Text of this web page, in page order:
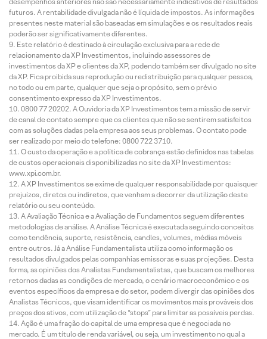
futuros. A rentabilidade divulgada não é líquida de impostos. As informações
presentes neste material são baseadas em simulações e os resultados reais
poderão ser significativamente diferentes.
Este relatório é destinado à circulação exclusiva para a rede de
relacionamento da XP Investimentos, incluindo assessores de
investimentos da XP e clientes da XP, podendo também ser divulgado no site
da XP. Fica proibida sua reprodução ou redistribuição para qualquer pessoa,
no todo ou em parte, qualquer que seja o propósito, sem o prévio
consentimento expresso da XP Investimentos.
0800 77 20202. A Ouvidoria da XP Investimentos tem a missão de servir
de canal de contato sempre que os clientes que não se sentirem satisfeitos
com as soluções dadas pela empresa aos seus problemas. O contato pode
ser realizado por meio do telefone: 0800 722 3710.
O custo da operação e a política de cobrança estão definidos nas tabelas
de custos operacionais disponibilizadas no site da XP Investimentos:
www.xpi.com.br.
A XP Investimentos se exime de qualquer responsabilidade por quaisquer
prejuízos, diretos ou indiretos, que venham a decorrer da utilização deste
relatório ou seu conteúdo.
A Avaliação Técnica e a Avaliação de Fundamentos seguem diferentes
metodologias de análise. A Análise Técnica é executada seguindo conceitos
como tendência, suporte, resistência, candles, volumes, médias móveis
entre outros. Já a Análise Fundamentalista utiliza como informação os
resultados divulgados pelas companhias emissoras e suas projeções. Desta
forma, as opiniões dos Analistas Fundamentalistas, que buscam os melhores
retornos dadas as condições de mercado, o cenário macroeconômico e os
eventos específicos da empresa e do setor, podem divergir das opiniões dos
Analistas Técnicos, que visam identificar os movimentos mais prováveis dos
preços dos ativos, com utilização de “stops” para limitar as possíveis perdas.
Ação é uma fração do capital de uma empresa que é negociada no
mercado. É um título de renda variável, ou seja, um investimento no qual a